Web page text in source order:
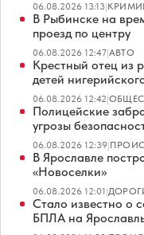
06.08.2026 13:13|
В Рыбинске на
проезд по центру
06.08.2026 12:47|АВТО
Крестный отец из
детей
06.08.2026 12:42|
Полицейские
угрозы
06.08.2026 12:39|
В Ярославле
«Новоселки»
06.08.2026 12:01|
Стало известно о
БПЛА на